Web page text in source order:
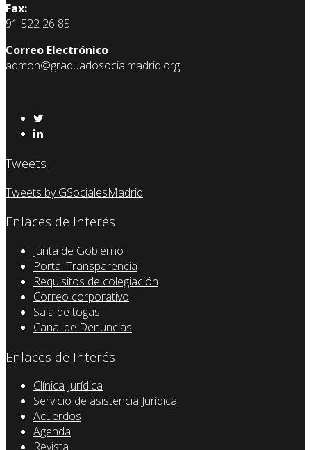
Fax:
91 522 26 85
Correo Electrónico
admon@graduadosocialmadrid.org
Tweets
Tweets by GSocialesMadrid
Enlaces de Interés
Junta de Gobierno
Portal Transparencia
Requisitos de colegiación
Correo corporativo
Sala de togas
Canal de Denuncias
Enlaces de Interés
Clínica Jurídica
Servicio de asistencia Jurídica
Acuerdos
Agenda
Revista